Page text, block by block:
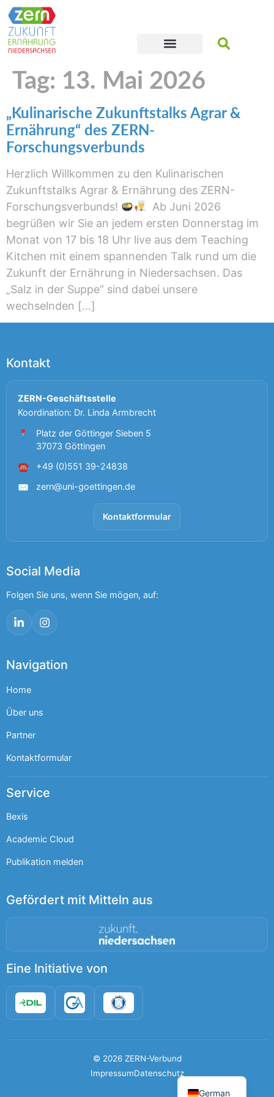
Tag: 13. Mai 2026
„Kulinarische Zukunftstalks Agrar &
Ernährung“ des ZERN-
Forschungsverbunds
Herzlich Willkommen zu den Kulinarischen
Zukunftstalks Agrar & Ernährung des ZERN-
Forschungsverbunds!
Ab Juni 2026
begrüßen wir Sie an jedem ersten Donnerstag im
Monat von 17 bis 18 Uhr live aus dem Teaching
Kitchen mit einem spannenden Talk rund um die
Zukunft der Ernährung in Niedersachsen. Das
„Salz in der Suppe“ sind dabei unsere
wechselnden […]
Kontakt
ZERN-Geschäftsstelle
Koordination: Dr. Linda Armbrecht
Platz der Göttinger Sieben 5
37073 Göttingen
☎
+49 (0)551 39-24838
✉
zern@uni-goettingen.de
Kontaktformular
Social Media
Folgen Sie uns, wenn Sie mögen, auf:
LinkedInInstagram
Navigation
Home
Über uns
Partner
Kontaktformular
Service
Bexis
Academic Cloud
Publikation melden
Gefördert mit Mitteln aus
Eine Initiative von
© 2026ZERN-Verbund
ImpressumDatenschutz
German